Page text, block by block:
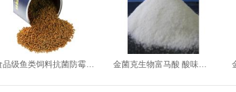
食品级鱼类饲料抗菌防霉剂 鱼类（Ⅳ型） 金菌克生物富马酸 酸味调节剂